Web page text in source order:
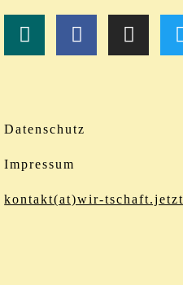
Datenschutz
Impressum
kontakt(at)wir-tschaft.jetzt